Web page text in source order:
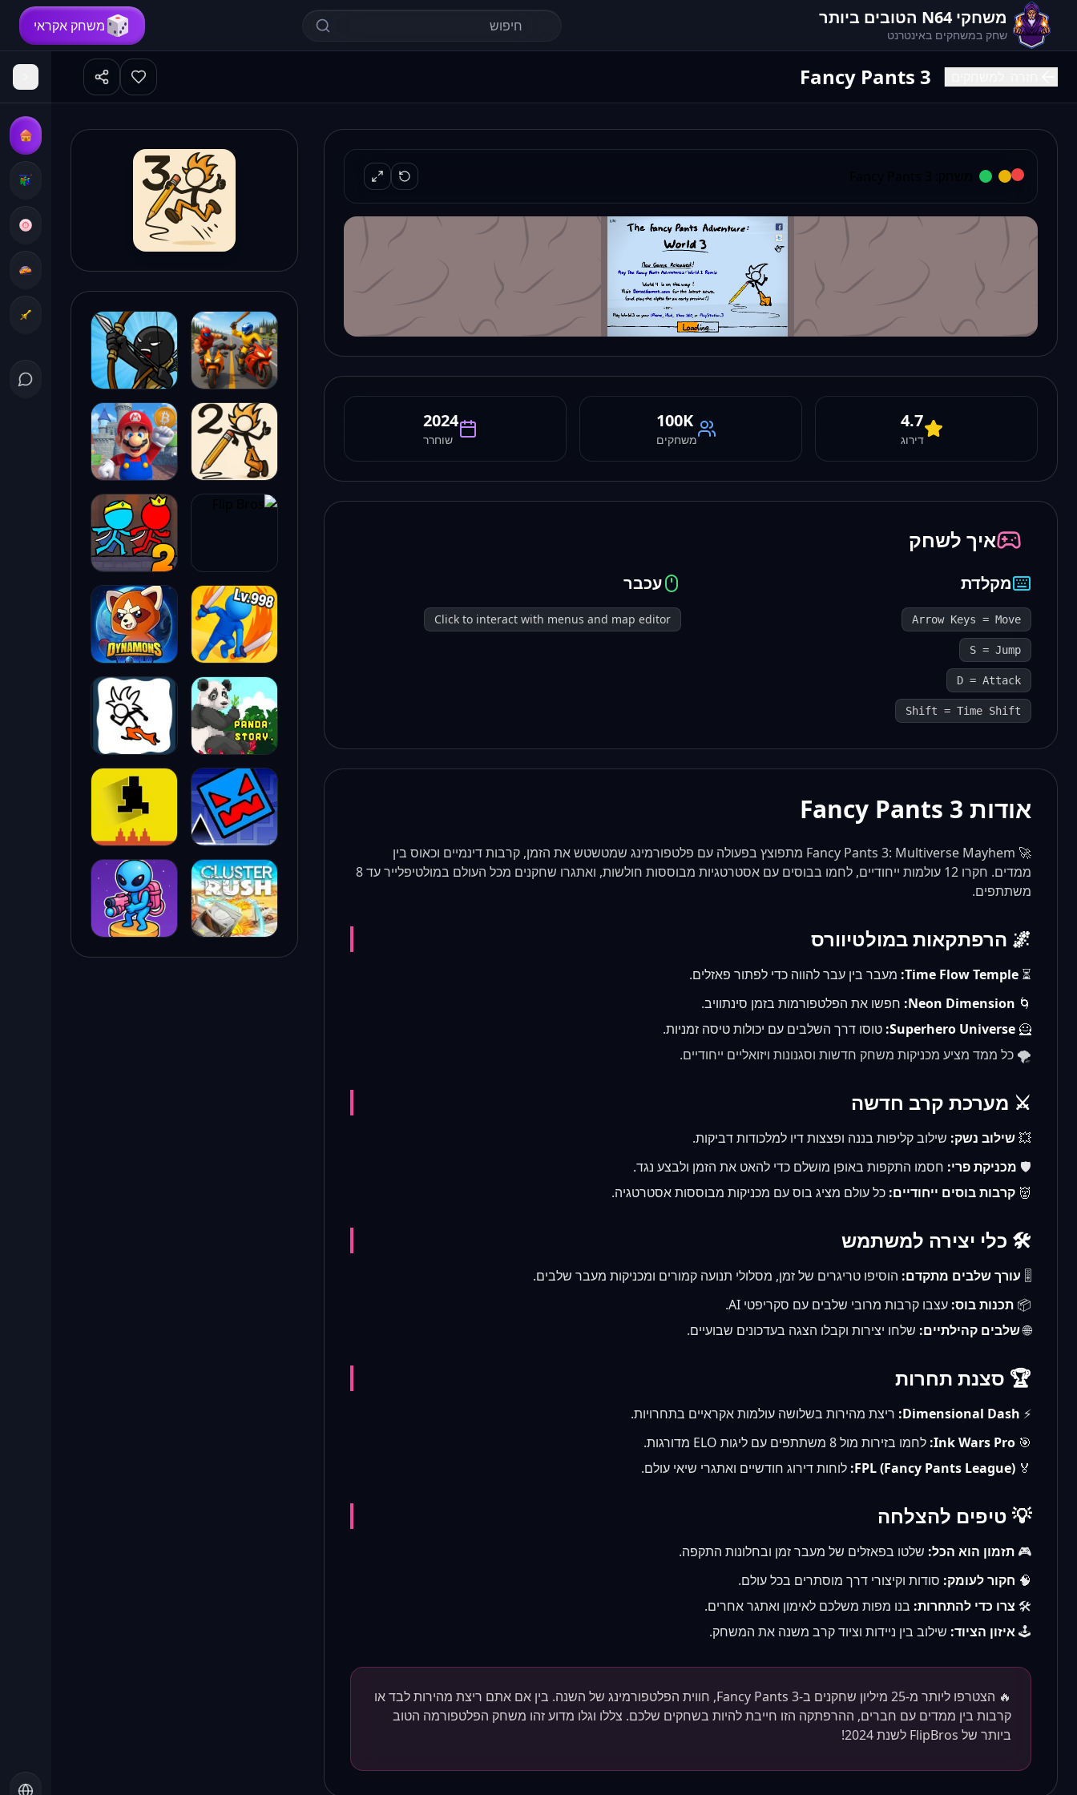
משחקי N64 הטובים ביותר
שחק במשחקים באינטרנט
משחק אקראי
Fancy Pants 3
4.7
דירוג
100K
משחקים
2024
שוחרר
איך לשחק
מקלדת
Arrow Keys = Move
S = Jump
D = Attack
Shift = Time Shift
עכבר
Click to interact with menus and map editor
אודות Fancy Pants 3
🚀 Fancy Pants 3: Multiverse Mayhem מתפוצץ בפעולה עם פלטפורמינג שמטשטש את הזמן, קרבות דינמיים וכאוס בין
ממדים. חקרו 12 עולמות ייחודיים, לחמו בבוסים עם אסטרטגיות מבוססות חולשות, ואתגרו שחקנים מכל העולם במולטיפלייר עד 8
משתתפים.
🌌 הרפתקאות במולטיוורס
⏳
Time Flow Temple: מעבר בין עבר להווה כדי לפתור פאזלים.
🌀
Neon Dimension: חפשו את הפלטפורמות בזמן סינתוויב.
🦸
Superhero Universe: טוסו דרך השלבים עם יכולות טיסה זמניות.
🌪️ כל ממד מציע מכניקות משחק חדשות וסגנונות ויזואליים ייחודיים.
⚔️ מערכת קרב חדשה
💥שילוב נשק: שילוב קליפות בננה ופצצות דיו למלכודות דביקות.
🛡️ מכניקת פרי: חסמו התקפות באופן מושלם כדי להאט את הזמן ולבצע נגד.
👹 קרבות בוסים ייחודיים: כל עולם מציג בוס עם מכניקות מבוססות אסטרטגיה.
🛠️ כלי יצירה למשתמש
🎚️ עורך שלבים מתקדם: הוסיפו טריגרים של זמן, מסלולי תנועה קמורים ומכניקות מעבר שלבים.
📦 תכנות בוס: עצבו קרבות מרובי שלבים עם סקריפטי AI.
🌐שלבים קהילתיים: שלחו יצירות וקבלו הצגה בעדכונים שבועיים.
🏆 סצנת תחרות
⚡
Dimensional Dash: ריצת מהירות בשלושה עולמות אקראיים בתחרויות.
🎯
Ink Wars Pro: לחמו בזירות מול 8 משתתפים עם ליגות ELO מדורגות.
🏅
FPL (Fancy Pants League): לוחות דירוג חודשיים ואתגרי שיאי עולם.
💡 טיפים להצלחה
🎮 תזמון הוא הכל: שלטו בפאזלים של מעבר זמן ובחלונות התקפה.
🧠 חקור לעומק: סודות וקיצורי דרך מוסתרים בכל עולם.
🛠️ צרו כדי להתחרות: בנו מפות משלכם לאימון ואתגר אחרים.
🕹️איזון הציוד: שילוב בין ניידות וציוד קרב משנה את המשחק.
🔥 הצטרפו ליותר מ-25 מיליון שחקנים ב-Fancy Pants 3, חווית הפלטפורמינג של השנה. בין אם אתם ריצת מהירות לבד או
קרבות בין ממדים עם חברים, ההרפתקה הזו חייבת להיות בשחקים שלכם. צללו וגלו מדוע זהו משחק הפלטפורמה הטוב
ביותר של FlipBros לשנת 2024!